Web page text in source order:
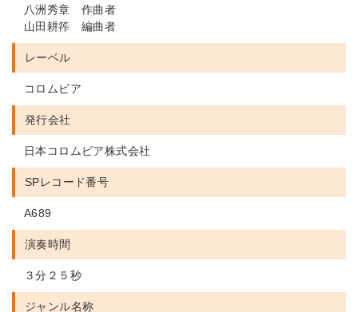
八洲秀章 作曲者
山田耕筰 編曲者
レーベル
コロムビア
発行会社
日本コロムビア株式会社
SPレコード番号
A689
演奏時間
３分２５秒
ジャンル名称